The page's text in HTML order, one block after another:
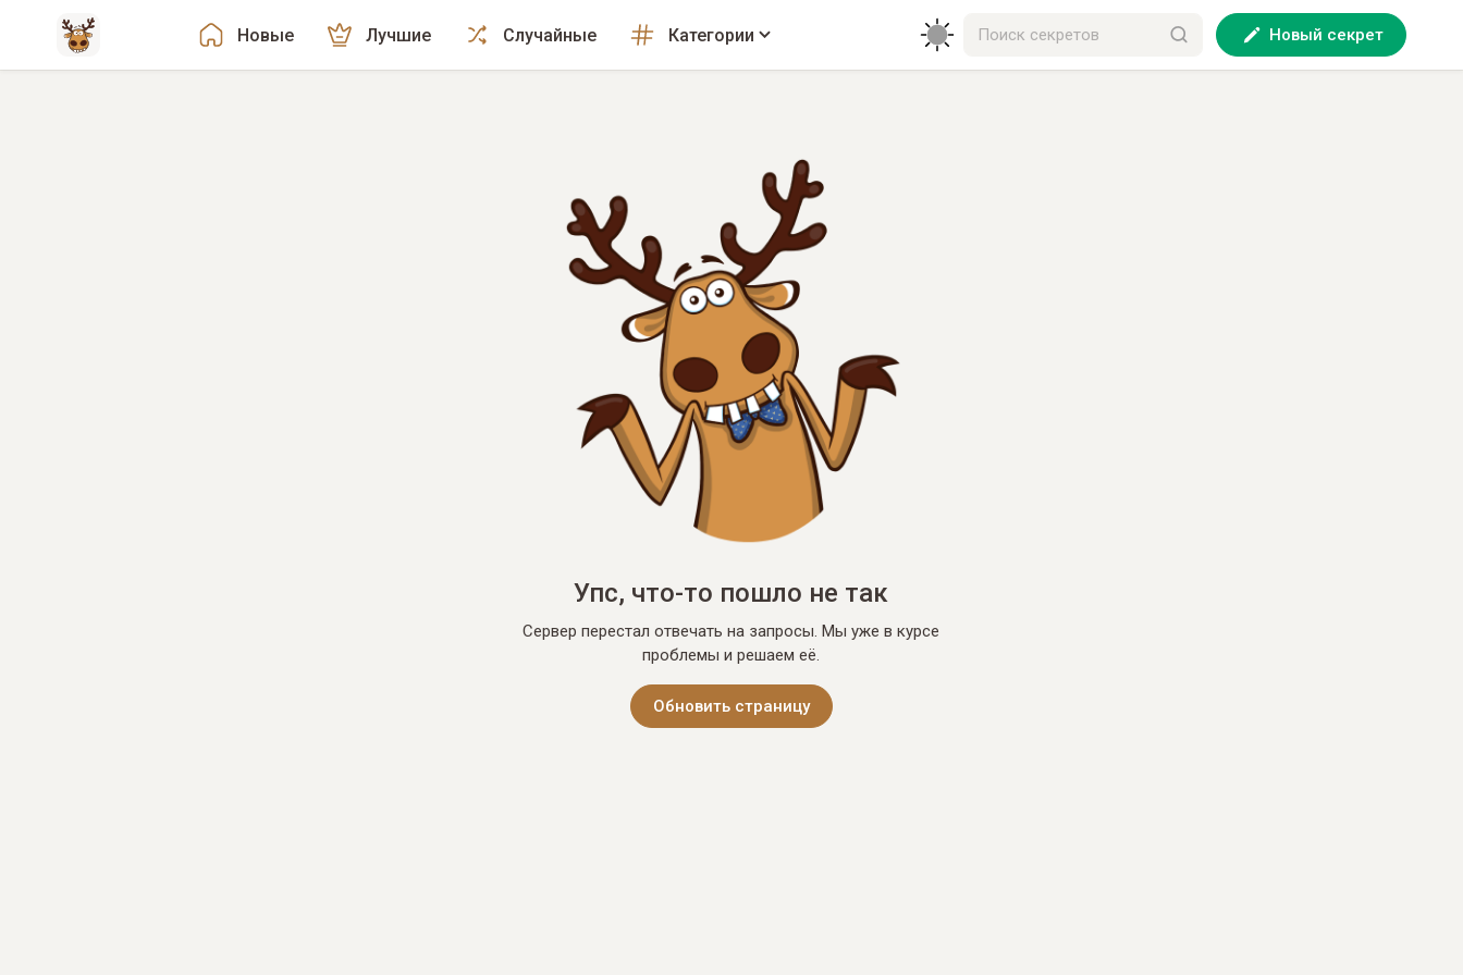
Новые Лучшие Случайные Категории Новый секрет
Упс, что-то пошло не так
Сервер перестал отвечать на запросы. Мы уже в курсе
проблемы и решаем её.
Обновить страницу